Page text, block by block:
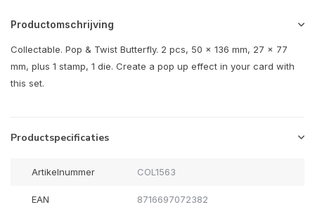
Productomschrijving
Collectable. Pop & Twist Butterfly. 2 pcs, 50 x 136 mm, 27 x 77
mm, plus 1 stamp, 1 die. Create a pop up effect in your card with
this set.
Productspecificaties
Artikelnummer COL1563
EAN 8716697072382